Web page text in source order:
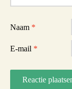
Naam *
E-mail *